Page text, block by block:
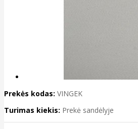
Prekės kodas: VINGEK
Turimas kiekis: Prekė sandėlyje